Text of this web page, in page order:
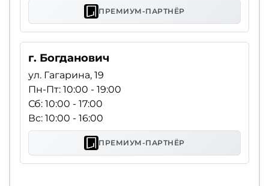
ПРЕМИУМ-ПАРТНЁР
г. Богданович
ул. Гагарина, 19
Пн-Пт: 10:00 - 19:00
Сб: 10:00 - 17:00
Вс: 10:00 - 16:00
ПРЕМИУМ-ПАРТНЁР